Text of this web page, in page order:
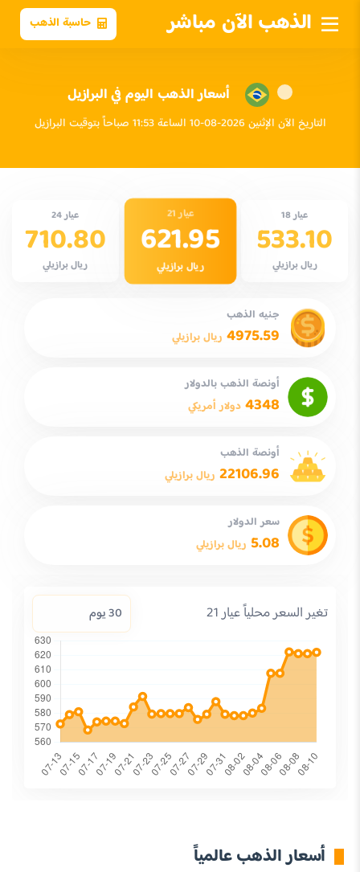
الذهب الآن مباشر حاسبة الذهب
أسعار الذهب اليوم في البرازيل
التاريخ الآن الإثنين 2026-08-10 الساعة 11:53 صباحاً بتوقيت البرازيل
عيار 18
533.10
ريال برازيلي
عيار 21
621.95
ريال برازيلي
عيار 24
710.80
ريال برازيلي
جنيه الذهب
4975.59 ريال برازيلي
أونصة الذهب بالدولار
4348 دولار أمريكي
أونصة الذهب
22106.96 ريال برازيلي
سعر الدولار
5.08 ريال برازيلي
تغير السعر محلياً عيار 21
أسعار الذهب عالمياً